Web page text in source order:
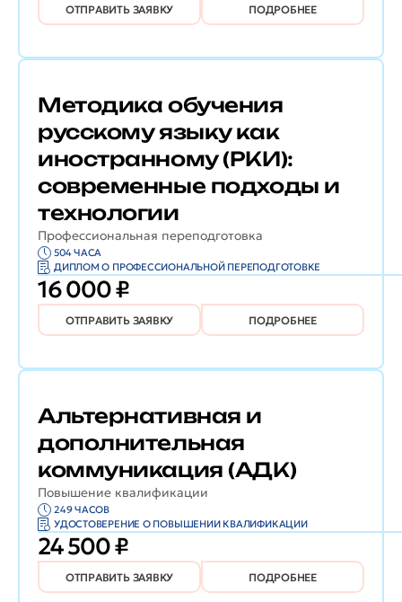
ОТПРАВИТЬ ЗАЯВКУ ПОДРОБНЕЕ
Профессиональная переподготовка
Методика обучения
русскому языку как
иностранному (РКИ):
современные подходы и
технологии
504 ЧАСА
ДИПЛОМ О ПРОФЕССИОНАЛЬНОЙ ПЕРЕПОДГОТОВКЕ
16 000 ₽
ОТПРАВИТЬ ЗАЯВКУ ПОДРОБНЕЕ
Повышение квалификации
Альтернативная и
дополнительная
коммуникация (АДК)
249 ЧАСОВ
УДОСТОВЕРЕНИЕ О ПОВЫШЕНИИ КВАЛИФИКАЦИИ
24 500 ₽
ОТПРАВИТЬ ЗАЯВКУ ПОДРОБНЕЕ